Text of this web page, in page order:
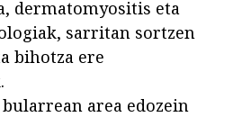
dermatomyositis eta
sarritan sortzen
bihotza ere
area edozein